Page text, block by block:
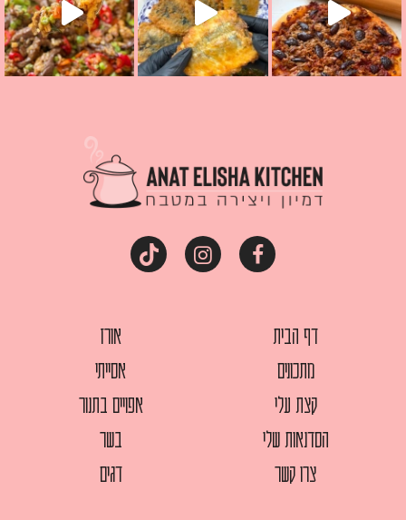
דף הבית
מתכונים
קצת עלי
הסדנאות שלי
צרו קשר
אורז
אסייתי
אפויים בתנור
בשר
דגים